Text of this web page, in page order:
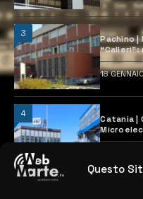
Questo
3
Pachino |
18
4
Catania |
previste